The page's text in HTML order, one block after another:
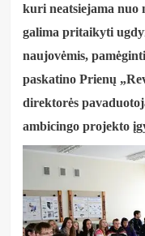
kuri neatsiejama nuo
galima pritaikyti
naujovėmis,
paskatino Prienų
direktorės
ambicingo projekto